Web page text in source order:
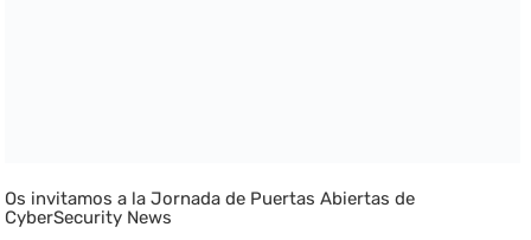
Os invitamos a la Jornada de Puertas Abiertas de
CyberSecurity News